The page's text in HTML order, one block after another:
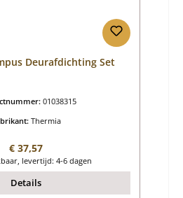
Deurafdichting Set
01038315
Thermia
Normale prijs:
€ 37,57
levertijd: 4-6 dagen
Details